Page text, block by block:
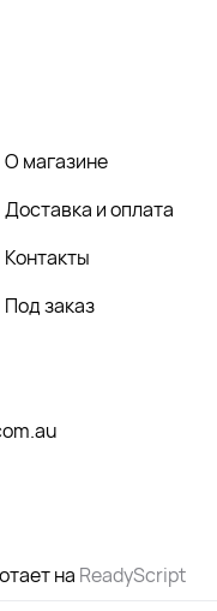
О магазине
Доставка и оплата
Контакты
Под заказ
на ReadyScript